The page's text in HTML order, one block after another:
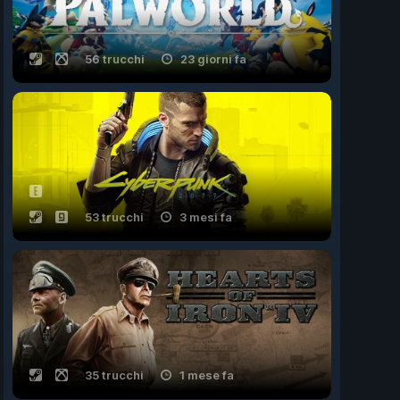
56 trucchi 23 giorni fa
53 trucchi 3 mesi fa
35 trucchi 1 mese fa